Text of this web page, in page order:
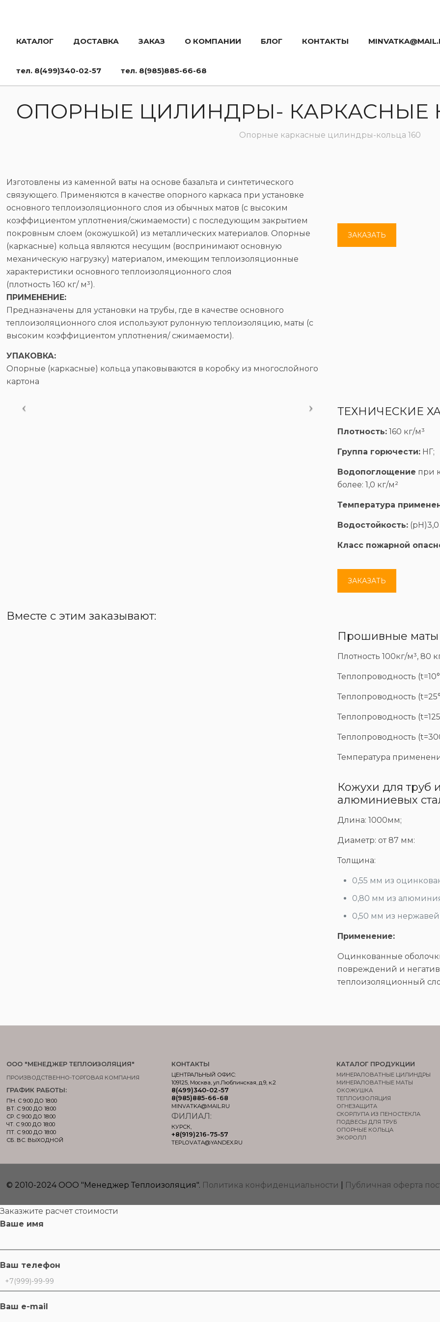
КАТАЛОГ ДОСТАВКА ЗАКАЗ О КОМПАНИИ БЛОГ КОНТАКТЫ
тел. 8(499)340-02-57 тел. 8(985)885-66-68
ОПОРНЫЕ ЦИЛИНДРЫ- КАРКАСНЫЕ
Опорные каркасные цилиндры-кольца 160
Изготовлены из каменной ваты на основе базальта и синтетического
связующего. Применяются в качестве опорного каркаса при установке
основного теплоизоляционного слоя из обычных матов (с высоким
коэффициентом уплотнения/сжимаемости) с последующим закрытием
покровным слоем (окожушкой) из металлических материалов. Опорные
(каркасные) кольца являются несущим (воспринимают основную
механическую нагрузку) материалом, имеющим теплоизоляционные
характеристики основного теплоизоляционного слоя
(плотность 160 кг/ м³).
​ПРИМЕНЕНИЕ:
​Предназначены для установки на трубы, где в качестве основного
теплоизоляционного слоя используют рулонную теплоизоляцию, маты (с
высоким коэффициентом уплотнения/ сжимаемости).
УПАКОВКА:
​Опорные (каркасные) кольца упаковываются в коробку из многослойного
картона
ЗАКАЗАТЬ
ТЕХНИЧЕСКИЕ
Плотность:160 кг/м³
Группа горючести:НГ;
Водопоглощение при
более: 1,0 кг/м²
Температура
Водостойкость:(рН)3,0
Класс пожарной
ЗАКАЗАТЬ
Вместе с этим заказывают:
Прошивные маты
Плотность 100кг/м³, 80
Теплопроводность
Теплопроводность
Теплопроводность
Теплопроводность
Температура
Кожухи для
алюминиевых
Длина: 1000мм;
Диаметр: от 87 мм:
Толщина:
0,55 мм из
0,80 мм из
0,50 мм из
Применение:
Оцинкованные
повреждений и
теплоизоляционный
ООО "МЕНЕДЖЕР ТЕПЛОИЗОЛЯЦИЯ"
ПРОИЗВОДСТВЕННО-ТОРГОВАЯ КОМПАНИЯ
ГРАФИК РАБОТЫ:
ПН. С 9:00 ДО 18:00
ВТ. С 9:00 ДО 18:00
СР. С 9:00 ДО 18:00
ЧТ. С 9:00 ДО 18:00
ПТ. С 9:00 ДО 18:00
СБ. ВС. ВЫХОДНОЙ
КОНТАКТЫ
ЦЕНТРАЛЬНЫЙ ОФИС:
109125, Москва, ул.Люблинская, д.9, к.2
8(499)340-02-57
8(985)885-66-68
MINVATKA@MAIL.RU
ФИЛИАЛ:
КУРСК,
+8(919)216-75-57
TEPLOVATA@YANDEX.RU
КАТАЛОГ ПРОДУКЦИИ
МИНЕРАЛОВАТНЫЕ ЦИЛИНДРЫ
МИНЕРАЛОВАТНЫЕ МАТЫ
ОКОЖУШКА
ТЕПЛОИЗОЛЯЦИЯ
ОГНЕЗАЩИТА
СКОРЛУПА ИЗ ПЕНОСТЕКЛА
ПОДВЕСЫ ДЛЯ ТРУБ
ОПОРНЫЕ КОЛЬЦА
ЭКОРОЛЛ
© 2010-2024 ООО "Менеджер Теплоизоляция". Политика конфиденциальности Публичная оферта
Заказжите расчет стоимости
Ваше имя
Ваш телефон
Ваш e-mail